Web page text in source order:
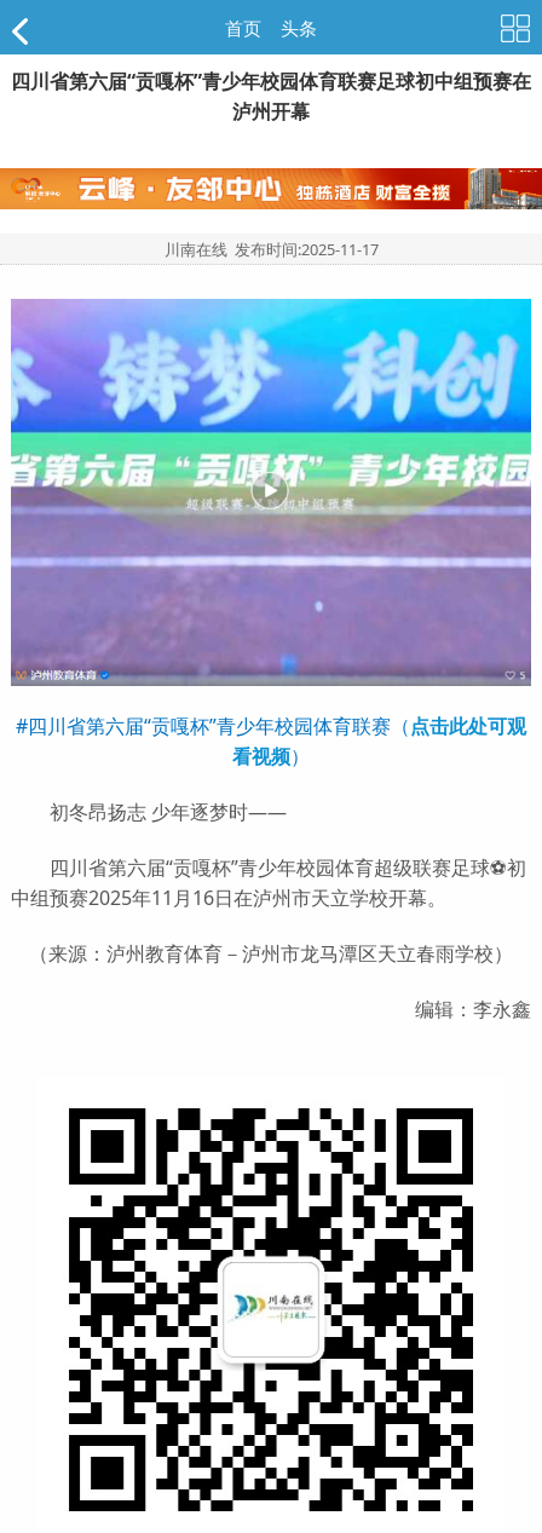
首页 头条
四川省第六届“贡嘎杯”青少年校园体育联赛足球初中组预赛在
泸州开幕
川南在线 发布时间:2025-11-17
#四川省第六届“贡嘎杯”青少年校园体育联赛（点击此处可观
看视频）
初冬昂扬志 少年逐梦时——
四川省第六届“贡嘎杯”青少年校园体育超级联赛足球⚽️初
中组预赛2025年11月16日在泸州市天立学校开幕。
（来源：泸州教育体育－泸州市龙马潭区天立春雨学校）
编辑：李永鑫